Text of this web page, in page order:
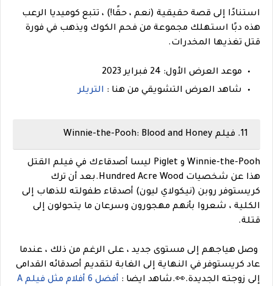
استنادًا إلى قصة حقيقية (نعم ، حقًا!) ، تتبع كوميديا الرعب
هذه دبًا استهلك مجموعة من فحم الكوك ويذهب في فورة
قتل تغذيها المخدرات.
موعد العرض الأول: 24 فبراير 2023
شاهد العرض التشويقي من هنا : التريلر
11. فيلم Winnie-the-Pooh: Blood and Honey
Winnie-the-Pooh و Piglet ليسا أصدقاءك في فيلم القتل
هذا عن شخصيات Hundred Acre Wood.بعد أن ترك
كريستوفر روبن (نيكولاي ليون) أصدقاء طفولته للذهاب إلى
الكلية ، شعروا بأنهم مهجورون وسرعان ما يتحولون إلى
قتلة.
وصل هياجهم إلى مستوى جديد ، على الرغم من ذلك ، عندما
عاد كريستوفر في النهاية إلى الغابة لتقديم أصدقائه القدامى
إلى زوجته الجديدة.👀
.شاهد ايضا :
أفضل 6 أفلام مثل فيلم A